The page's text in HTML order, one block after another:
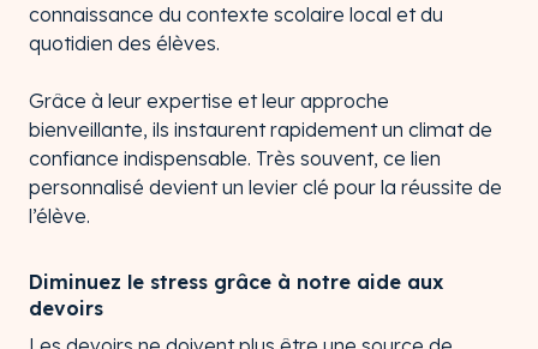
connaissance du contexte scolaire local et du
quotidien des élèves.
Grâce à leur expertise et leur approche
bienveillante, ils instaurent rapidement un climat de
confiance indispensable. Très souvent, ce lien
personnalisé devient un levier clé pour la réussite de
l’élève.
Diminuez le stress grâce à notre aide aux
devoirs